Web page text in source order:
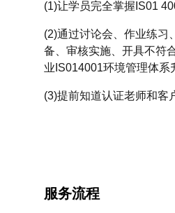
(1)让学员完全掌握IS01
(2)通过讨论会、作业练习
备、审核实施、开具不符
业IS014001环境管理体
(3)提前知道认证老师和客
服务流程